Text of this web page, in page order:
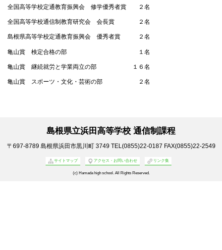
全国高等学校定通教育振興会 修学優秀者賞 ２名
全国高等学校通信制教育研究会 会長賞 ２名
島根県高等学校定通教育振興会 優秀者賞 ２名
亀山賞 検定合格の部 １名
亀山賞 継続就労と学業両立の部 １６名
亀山賞 スポーツ・文化・芸術の部 ２名
島根県立浜田高等学校 通信制課程
〒697-8789 島根県浜田市黒川町 3749 TEL(0855)22-0187 FAX(0855)22-2549
サイトマップ アクセス・お問い合わせ リンク集
(c) Hamada high school. All Rights Reserved.